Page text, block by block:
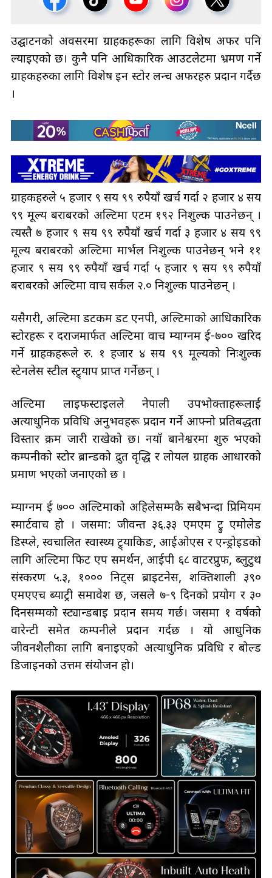
उद्घाटनको अवसरमा ग्राहकहरूका लागि विशेष अफर पनि
ल्याइएको छ। कुनै पनि आधिकारिक आउटलेटमा भ्रमण गर्ने
ग्राहकहरुका लागि विशेष इन स्टाेर लन्च अफरहरु प्रदान गर्दैछ
।
ग्राहकहरुले ५ हजार ९ सय ९९ रुपैयाँ खर्च गर्दा २ हजार ४ सय
९९ मूल्य बराबरकाे अल्टिमा एटम १९२ निशुल्क पाउनेछन् ।
त्यस्तै ७ हजार ९ सय ९९ रुपैयाँ खर्च गर्दा ३ हजार ४ सय ९९
मूल्य बराबरकाे अल्टिमा मार्भल निशुल्क पाउनेछन् भने ११
हजार ९ सय ९९ रुपैयाँ खर्च गर्दा ५ हजार ९ सय ९९ रुपैयाँ
बराबरकाे अल्टिमा वाच सर्कल २.० निशुल्क पाउनेछन् ।
यसैगरी, अल्टिमा डटकम डट एनपी, अल्टिमाको आधिकारिक
स्टोरहरू र दराजमार्फत अल्टिमा वाच म्याग्नम ई-७०० खरिद
गर्ने ग्राहकहरूले रु. १ हजार ४ सय ९९ मूल्यको निःशुल्क
स्टेनलेस स्टील स्ट्र्याप प्राप्त गर्नेछन् ।
अल्टिमा लाइफस्टाइलले नेपाली उपभोक्ताहरूलाई
अत्याधुनिक प्रविधि अनुभवहरू प्रदान गर्ने आफ्नो प्रतिबद्धता
विस्तार क्रम जारी राखेको छ। नयाँ बानेश्वरमा शुरु भएको
कम्पनीको स्टोर ब्रान्डको द्रुत वृद्धि र लोयल ग्राहक आधारको
प्रमाण भएकाे जनाएकाे छ ।
म्याग्नम ई ७०० अल्टिमाको अहिलेसम्मकै सबैभन्दा प्रिमियम
स्मार्टवाच हो । जसमा: जीवन्त ३६.३३ एमएम ट्रु एमाेलेड
डिस्प्ले, स्वचालित स्वास्थ्य ट्र्याकिङ, आईओएस र एन्ड्राेइडकाे
लागि अल्टिमा फिट एप समर्थन, आईपी ६८ वाटरप्रुफ, ब्लुटुथ
संस्करण ५.३, १००० निट्स ब्राइटनेस, शक्तिशाली ३९०
एमएएच ब्याट्री समावेश छ, जसले ७-९ दिनको प्रयोग र ३०
दिनसम्मको स्ट्यान्डबाइ प्रदान समय गर्छ। जसमा १ वर्षकाे
वारेन्टी समेत कम्पनीले प्रदान गर्दछ । यो आधुनिक
जीवनशैलीका लागि बनाइएको अत्याधुनिक प्रविधि र बोल्ड
डिजाइनको उत्तम संयोजन हो।